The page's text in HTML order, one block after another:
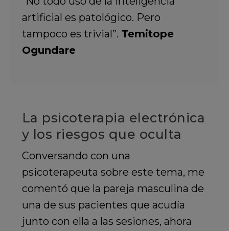
artificial es patológico. Pero
tampoco es trivial”. Temitope
Ogundare
La psicoterapia electrónica
y los riesgos que oculta
Conversando con una
psicoterapeuta sobre este tema, me
comentó que la pareja masculina de
una de sus pacientes que acudía
junto con ella a las sesiones, ahora